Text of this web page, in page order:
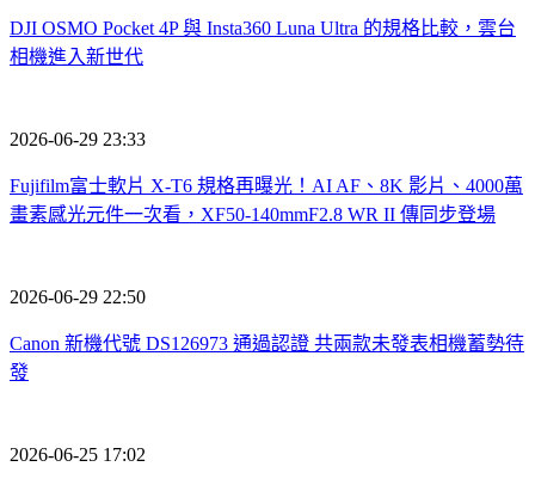
DJI OSMO Pocket 4P 與 Insta360 Luna Ultra 的規格比較，雲台
相機進入新世代
2026-06-29 23:33
Fujifilm富士軟片 X-T6 規格再曝光！AI AF、8K 影片、4000萬
畫素感光元件一次看，XF50-140mmF2.8 WR II 傳同步登場
2026-06-29 22:50
Canon 新機代號 DS126973 通過認證 共兩款未發表相機蓄勢待
發
2026-06-25 17:02